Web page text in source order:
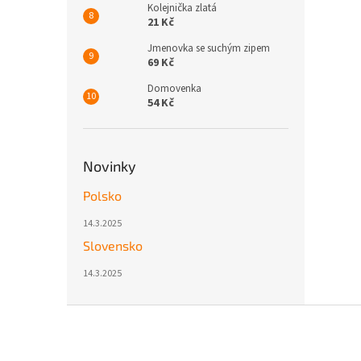
Kolejnička zlatá
21 Kč
Jmenovka se suchým zipem
69 Kč
Domovenka
54 Kč
Novinky
Polsko
14.3.2025
Slovensko
14.3.2025